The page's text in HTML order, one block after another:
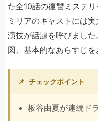
た全10話の復讐ミステ
ミリアのキャストには
演技が話題を呼びまし
図、基本的なあらすじを
📌 チェックポイント
板谷由夏が連続ド